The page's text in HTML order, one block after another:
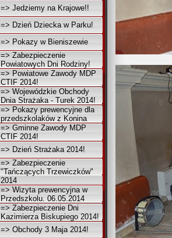
=> Jedziemy na Krajowe!!
=> Dzień Dziecka w Parku!
=> Pokazy w Bieniszewie
=> Zabezpieczenie
Powiatowych Dni Rodziny!
=> Powiatowe Zawody MDP
CTIF 2014!
=> Wojewódzkie Obchody
Dnia Strażaka - Turek 2014!
=> Pokazy prewencyjne dla
przedszkolaków z Konina
=> Gminne Zawody MDP
CTIF 2014!
=> Dzień Strażaka 2014!
=> Zabezpieczenie
"Tańczących Trzewiczków"
2014
=> Wizyta prewencyjna w
Przedszkolu. 06.05.2014
=> Zabezpieczenie Dni
Kazimierza Biskupiego 2014!
=> Obchody 3 Maja 2014!